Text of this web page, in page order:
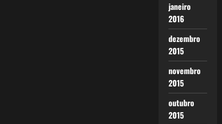
janeiro
2016
dezembro
2015
novembro
2015
outubro
2015